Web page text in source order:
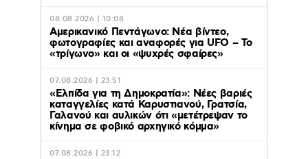
08.08.2026 | 10:08
Αμερικανικό Πεντάγωνο: Νέα βίντεο,
φωτογραφίες και αναφορές για UFO – Το
«τρίγωνο» και οι «ψυχρές σφαίρες»
07.08.2026 | 23:51
«Ελπίδα για τη Δημοκρατία»: Νέες βαριές
καταγγελίες κατά Καρυστιανού, Γρατσία,
Γαλανού και αυλικών ότι «μετέτρεψαν το
κίνημα σε φοβικό αρχηγικό κόμμα»
07.08.2026 | 23:12